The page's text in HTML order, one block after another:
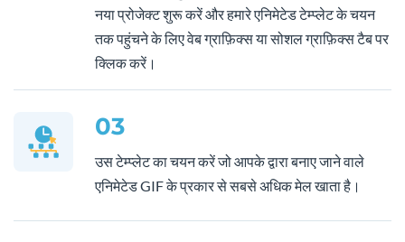
नया प्रोजेक्ट शुरू करें और हमारे एनिमेटेड टेम्प्लेट के चयन
तक पहुंचने के लिए वेब ग्राफ़िक्स या सोशल ग्राफ़िक्स टैब पर
क्लिक करें।
03
उस टेम्प्लेट का चयन करें जो आपके द्वारा बनाए जाने वाले
एनिमेटेड GIF के प्रकार से सबसे अधिक मेल खाता है।